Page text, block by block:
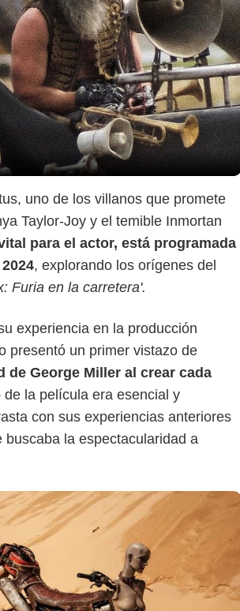
uno de los villanos que promete
Taylor-Joy y el temible Inmortan
para el actor, está programada
, explorando los orígenes del
Furia en la carretera'.
experiencia en la producción
presentó un primer vistazo de
George Miller al crear cada
la película era esencial y
con sus experiencias anteriores
la espectacularidad a